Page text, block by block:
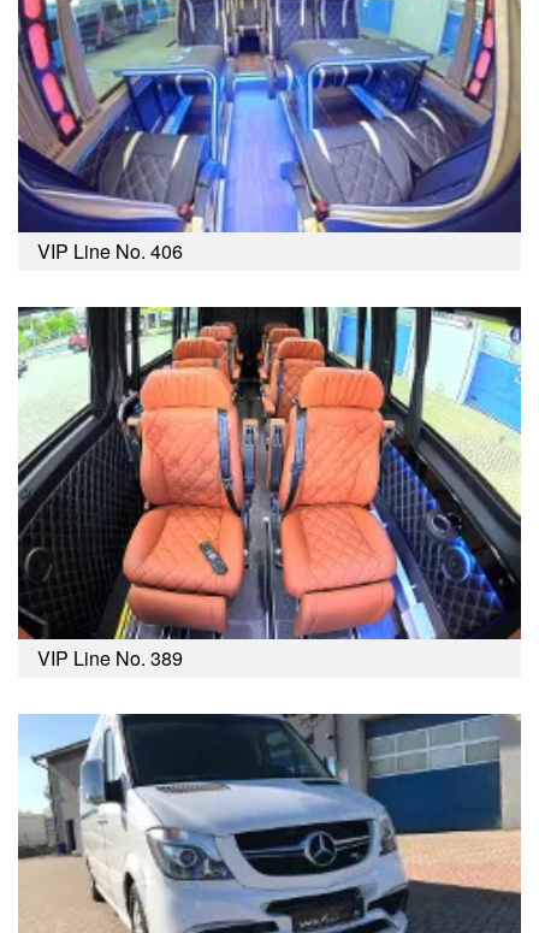
VIP Line No. 406
VIP Line No. 389